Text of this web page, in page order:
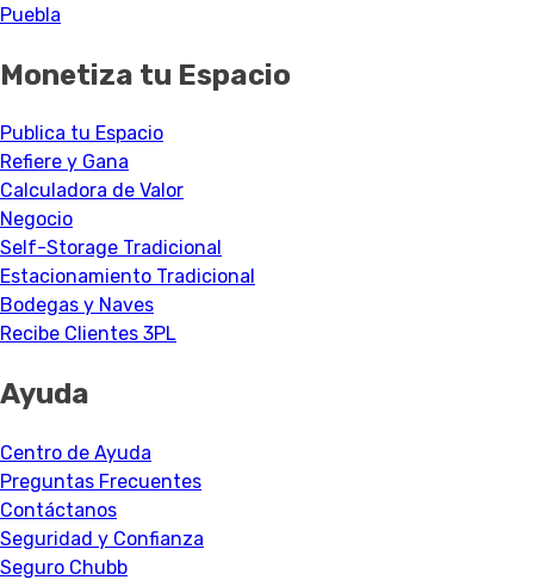
Puebla
Monetiza tu Espacio
Publica tu Espacio
Refiere y Gana
Calculadora de Valor
Negocio
Self-Storage Tradicional
Estacionamiento Tradicional
Bodegas y Naves
Recibe Clientes 3PL
Ayuda
Centro de Ayuda
Preguntas Frecuentes
Contáctanos
Seguridad y Confianza
Seguro Chubb